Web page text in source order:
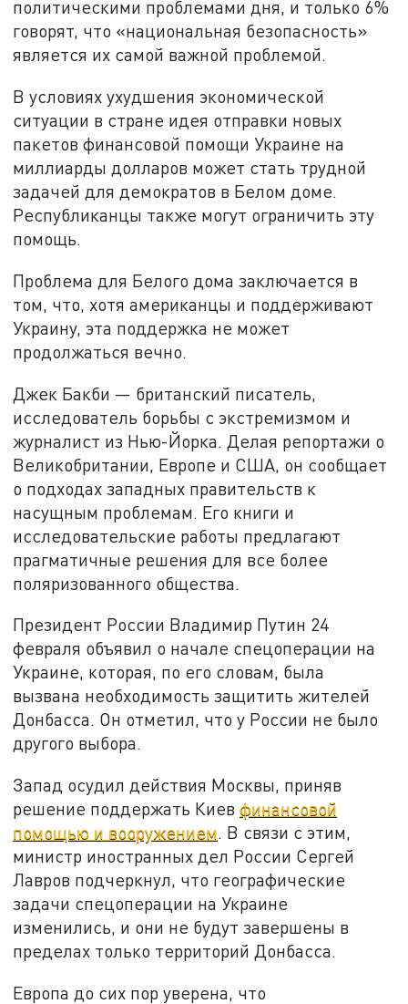
политическими проблемами дня, и только 6%
говорят, что «национальная безопасность»
является их самой важной проблемой.
В условиях ухудшения экономической
ситуации в стране идея отправки новых
пакетов финансовой помощи Украине на
миллиарды долларов может стать трудной
задачей для демократов в Белом доме.
Республиканцы также могут ограничить эту
помощь.
Проблема для Белого дома заключается в
том, что, хотя американцы и поддерживают
Украину, эта поддержка не может
продолжаться вечно.
Джек Бакби — британский писатель,
исследователь борьбы с экстремизмом и
журналист из Нью-Йорка. Делая репортажи о
Великобритании, Европе и США, он сообщает
о подходах западных правительств к
насущным проблемам. Его книги и
исследовательские работы предлагают
прагматичные решения для все более
поляризованного общества.
Президент России Владимир Путин 24
февраля объявил о начале спецоперации на
Украине, которая, по его словам, была
вызвана необходимость защитить жителей
Донбасса. Он отметил, что у России не было
другого выбора.
Запад осудил действия Москвы, приняв
решение поддержать Киевфинансовой
помощью и вооружением. В связи с этим,
министр иностранных дел России Сергей
Лавров подчеркнул, что географические
задачи спецоперации на Украине
изменились, и они не будут завершены в
пределах только территорий Донбасса.
Европа до сих пор уверена, что